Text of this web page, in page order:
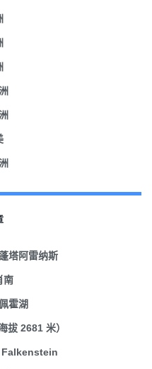
塔阿雷纳斯
南
霍湖
2681 米）